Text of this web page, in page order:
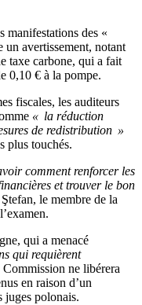
manifestations des «
un avertissement, notant
taxe carbone, qui a fait
0,10 € à la pompe.
fiscales, les auditeurs
« la réduction
de redistribution »
plus touchés.
comment renforcer les
et trouver le bon
le membre de la
qui a menacé
qui requièrent
Commission ne libérera
en raison d’un
juges polonais.